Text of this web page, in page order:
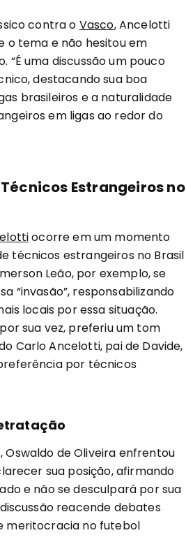
contra o Vasco, Ancelotti
o tema e não hesitou em
“É uma discussão um pouco
destacando sua boa
brasileiros e a naturalidade
em ligas ao redor do
Estrangeiros no
ocorre em um momento
técnicos estrangeiros no Brasil
Leão, por exemplo, se
“invasão”, responsabilizando
locais por essa situação.
sua vez, preferiu um tom
Carlo Ancelotti, pai de Davide,
por técnicos
Oswaldo de Oliveira enfrentou
sua posição, afirmando
e não se desculpará por sua
reacende debates
meritocracia no futebol